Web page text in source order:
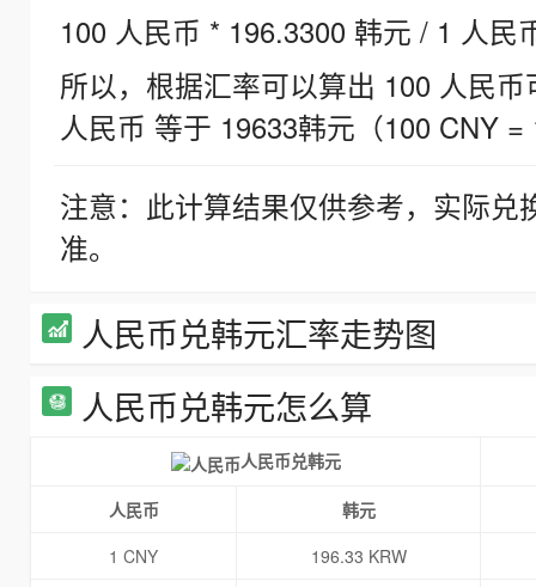
100 人民币 * 196.3300 韩元 / 1 人民
所以，根据汇率可以算出 100 人民
人民币 等于 19633韩元（100 CNY =
注意：此计算结果仅供参考，实际
准。
人民币兑韩元汇率走势图
人民币兑韩元怎么算
人民币兑韩元
人民币
韩元
1 CNY
196.33 KRW